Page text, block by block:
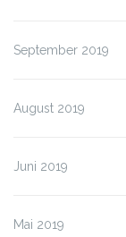
September 2019
August 2019
Juni 2019
Mai 2019